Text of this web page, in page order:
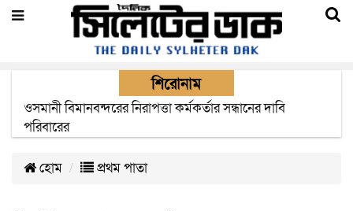
শিরোনাম
এক মাসের মধ্যে সিলেট-জাফলং রেললাইন নির্মাণ প্রকল্পের কাজ
দৃশ্যমান হবে- শ্রম মন্ত্রী
হোম প্রথম পাতা